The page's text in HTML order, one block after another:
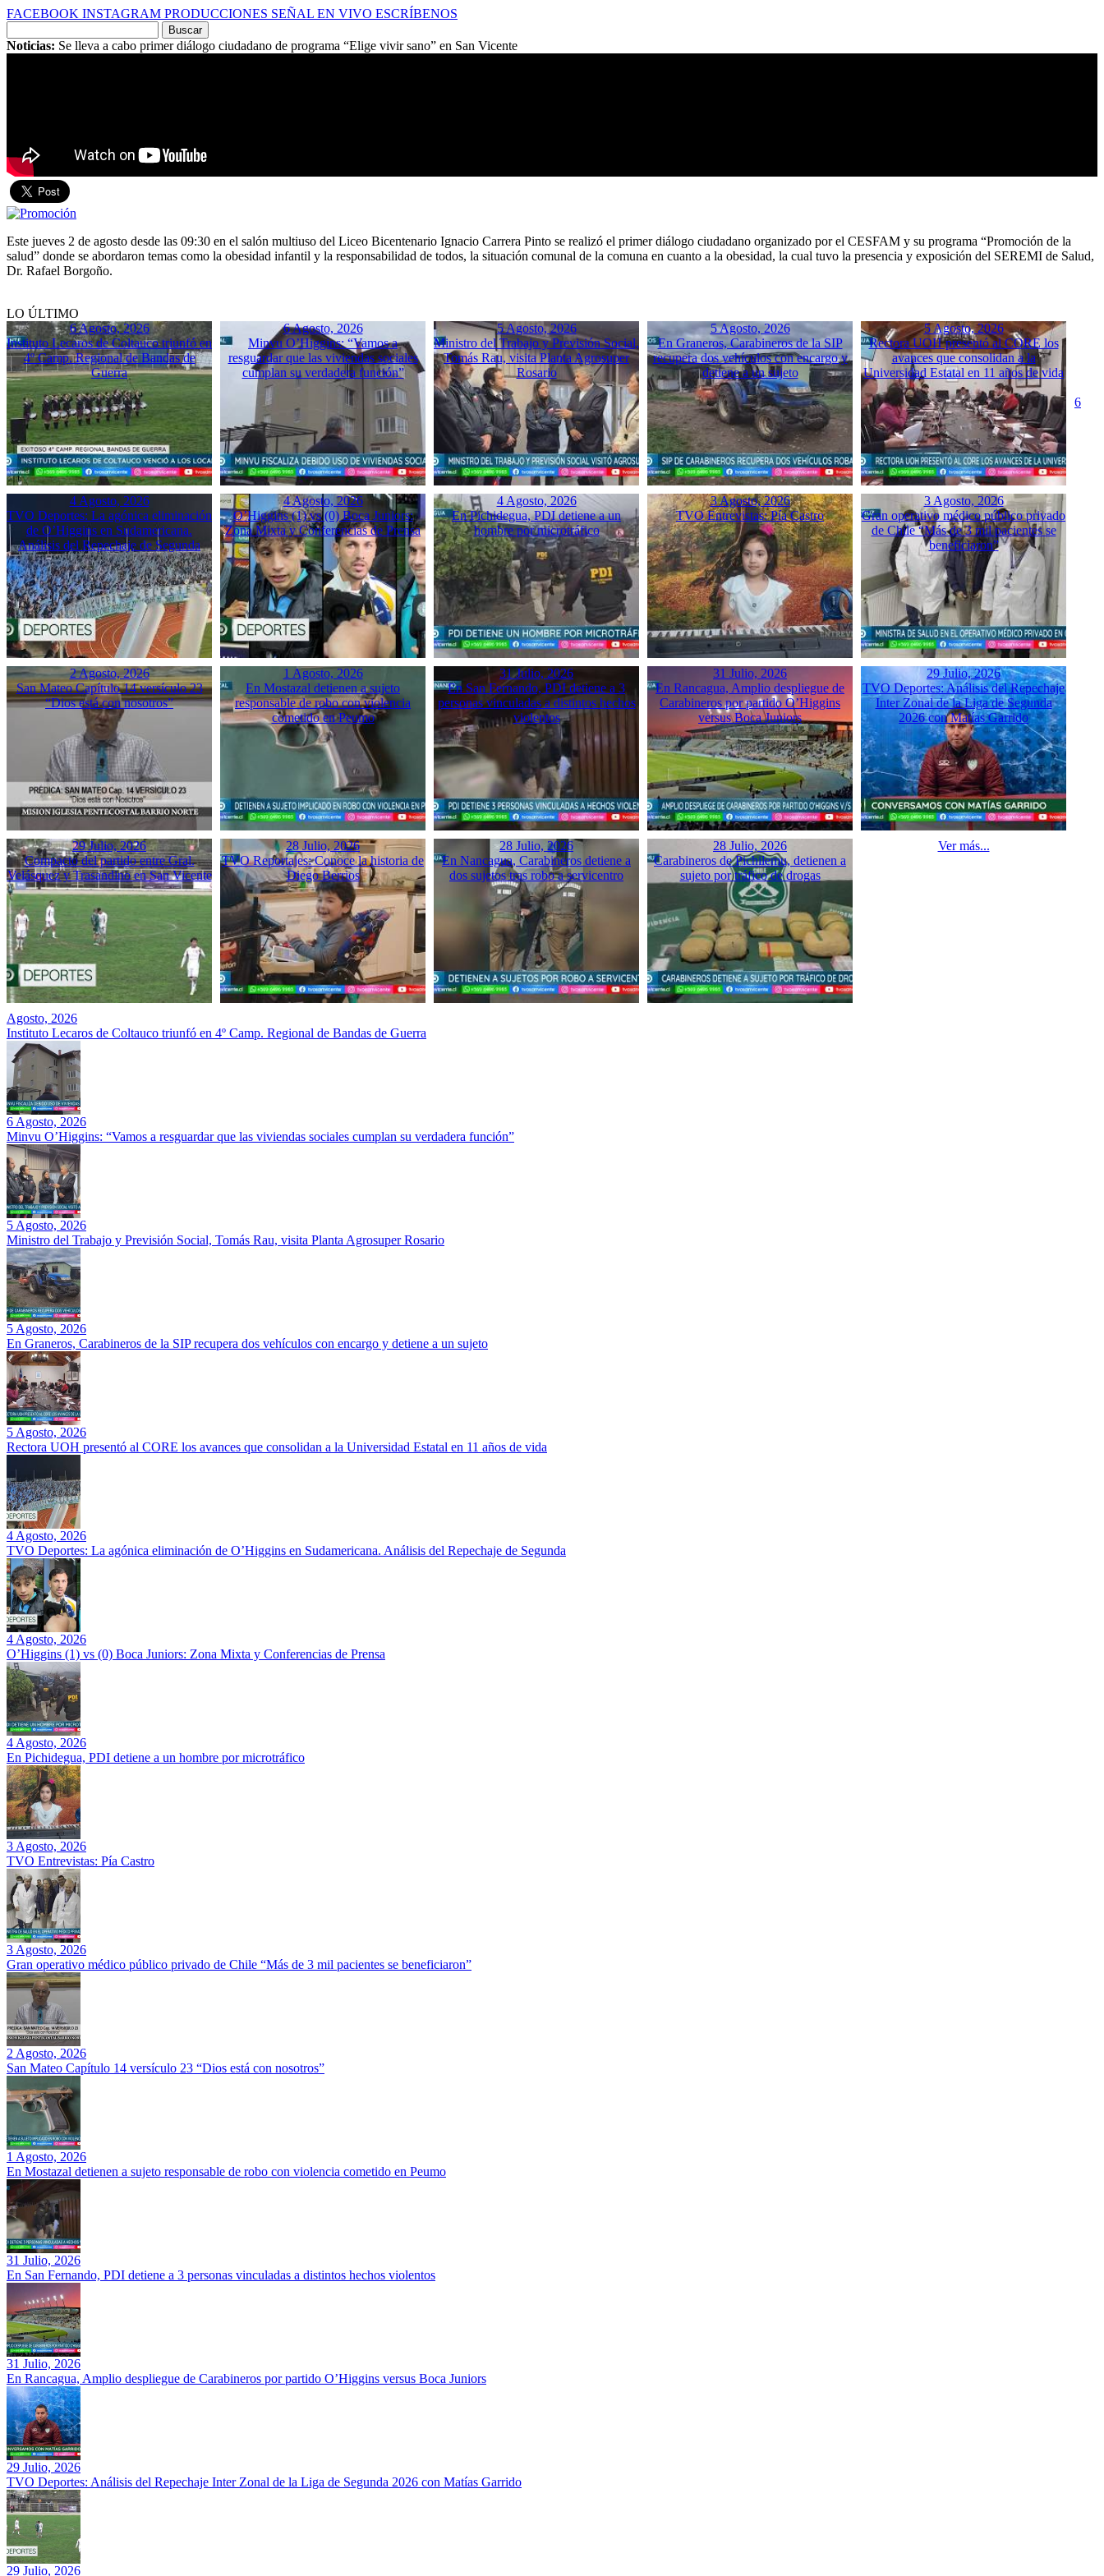
FACEBOOK INSTAGRAM PRODUCCIONES SEÑAL EN VIVO ESCRÍBENOS
por:
Noticias: Se lleva a cabo primer diálogo ciudadano de programa “Elige vivir sano” en San Vicente
Este jueves 2 de agosto desde las 09:30 en el salón multiuso del Liceo Bicentenario Ignacio Carrera Pinto se realizó el primer diálogo ciudadano organizado por el CESFAM y su programa “Promoción de la
salud” donde se abordaron temas como la obesidad infantil y la responsabilidad de todos, la situación comunal de la comuna en cuanto a la obesidad, la cual tuvo la presencia y exposición del SEREMI de Salud,
Dr. Rafael Borgoño.
LO ÚLTIMO
6 Agosto, 2026
Instituto Lecaros de Coltauco triunfó en
4º Camp. Regional de Bandas de
Guerra
6 Agosto, 2026
Minvu O’Higgins: “Vamos a
resguardar que las viviendas sociales
cumplan su verdadera función”
5 Agosto, 2026
Ministro del Trabajo y Previsión Social,
Tomás Rau, visita Planta Agrosuper
Rosario
5 Agosto, 2026
En Graneros, Carabineros de la SIP
recupera dos vehículos con encargo y
detiene a un sujeto
5 Agosto, 2026
Rectora UOH presentó al CORE los
avances que consolidan a la
Universidad Estatal en 11 años de vida
4 Agosto, 2026
TVO Deportes: La agónica eliminación
de O’Higgins en Sudamericana.
Análisis del Repechaje de Segunda
4 Agosto, 2026
O’Higgins (1) vs (0) Boca Juniors:
Zona Mixta y Conferencias de Prensa
4 Agosto, 2026
En Pichidegua, PDI detiene a un
hombre por microtráfico
3 Agosto, 2026
TVO Entrevistas: Pía Castro
3 Agosto, 2026
Gran operativo médico público privado
de Chile “Más de 3 mil pacientes se
beneficiaron”
2 Agosto, 2026
San Mateo Capítulo 14 versículo 23
“Dios está con nosotros”
1 Agosto, 2026
En Mostazal detienen a sujeto
responsable de robo con violencia
cometido en Peumo
31 Julio, 2026
En San Fernando, PDI detiene a 3
personas vinculadas a distintos hechos
violentos
31 Julio, 2026
En Rancagua, Amplio despliegue de
Carabineros por partido O’Higgins
versus Boca Juniors
29 Julio, 2026
TVO Deportes: Análisis del Repechaje
Inter Zonal de la Liga de Segunda
2026 con Matías Garrido
29 Julio, 2026
Compacto del partido entre Gral.
Velásquez y Trasandino en San Vicente
28 Julio, 2026
TVO Reportajes: Conoce la historia de
Diego Berrios
28 Julio, 2026
En Nancagua, Carabineros detiene a
dos sujetos tras robo a servicentro
28 Julio, 2026
Carabineros de Pichilemu, detienen a
sujeto por tráfico de drogas
Ver más...
6
Agosto, 2026
Instituto Lecaros de Coltauco triunfó en 4º Camp. Regional de Bandas de Guerra
6 Agosto, 2026
Minvu O’Higgins: “Vamos a resguardar que las viviendas sociales cumplan su verdadera función”
5 Agosto, 2026
Ministro del Trabajo y Previsión Social, Tomás Rau, visita Planta Agrosuper Rosario
5 Agosto, 2026
En Graneros, Carabineros de la SIP recupera dos vehículos con encargo y detiene a un sujeto
5 Agosto, 2026
Rectora UOH presentó al CORE los avances que consolidan a la Universidad Estatal en 11 años de vida
4 Agosto, 2026
TVO Deportes: La agónica eliminación de O’Higgins en Sudamericana. Análisis del Repechaje de Segunda
4 Agosto, 2026
O’Higgins (1) vs (0) Boca Juniors: Zona Mixta y Conferencias de Prensa
4 Agosto, 2026
En Pichidegua, PDI detiene a un hombre por microtráfico
3 Agosto, 2026
TVO Entrevistas: Pía Castro
3 Agosto, 2026
Gran operativo médico público privado de Chile “Más de 3 mil pacientes se beneficiaron”
2 Agosto, 2026
San Mateo Capítulo 14 versículo 23 “Dios está con nosotros”
1 Agosto, 2026
En Mostazal detienen a sujeto responsable de robo con violencia cometido en Peumo
31 Julio, 2026
En San Fernando, PDI detiene a 3 personas vinculadas a distintos hechos violentos
31 Julio, 2026
En Rancagua, Amplio despliegue de Carabineros por partido O’Higgins versus Boca Juniors
29 Julio, 2026
TVO Deportes: Análisis del Repechaje Inter Zonal de la Liga de Segunda 2026 con Matías Garrido
29 Julio, 2026